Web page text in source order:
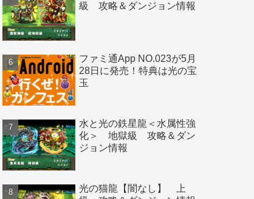
級 攻略＆ダンジョン情報
ファミ通App NO.023が5月
28日に発売！特典は光の宝
玉
水と光の鉄星龍＜水属性強
化＞ 地獄級 攻略＆ダン
ジョン情報
光の猫龍【闇なし】 上